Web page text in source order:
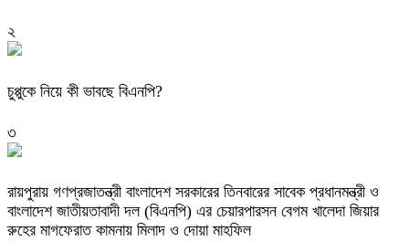
২
চুপ্পুকে নিয়ে কী ভাবছে বিএনপি?
৩
রায়পুরায় গণপ্রজাতন্ত্রী বাংলাদেশ সরকারের তিনবারের সাবেক প্রধানমন্ত্রী ও
বাংলাদেশ জাতীয়তাবাদী দল (বিএনপি) এর চেয়ারপারসন বেগম খালেদা জিয়ার
রুহের মাগফেরাত কামনায় মিলাদ ও দোয়া মাহফিল